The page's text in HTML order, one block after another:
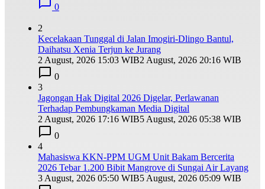
0
2
Kecelakaan Tunggal di Jalan Imogiri-Dlingo Bantul,
Daihatsu Xenia Terjun ke Jurang
2 August, 2026 15:03 WIB2 August, 2026 20:16 WIB
0
3
Jagongan Hak Digital 2026 Digelar, Perlawanan
Terhadap Pembungkaman Media Digital
2 August, 2026 17:16 WIB5 August, 2026 05:38 WIB
0
4
Mahasiswa KKN-PPM UGM Unit Bakam Bercerita
2026 Tebar 1.200 Bibit Mangrove di Sungai Air Layang
3 August, 2026 05:50 WIB5 August, 2026 05:09 WIB